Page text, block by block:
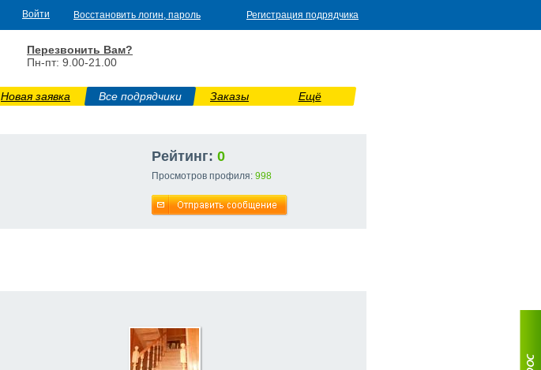
Восстановить логин, пароль Регистрация подрядчика
Перезвонить Вам?
Пн-пт: 9.00-21.00
Новая заявка Все подрядчики Заказы Ещё
Рейтинг: 0
Просмотров профиля: 998